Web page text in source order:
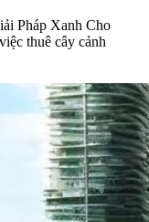
Pháp Xanh Cho
thuê cây cảnh